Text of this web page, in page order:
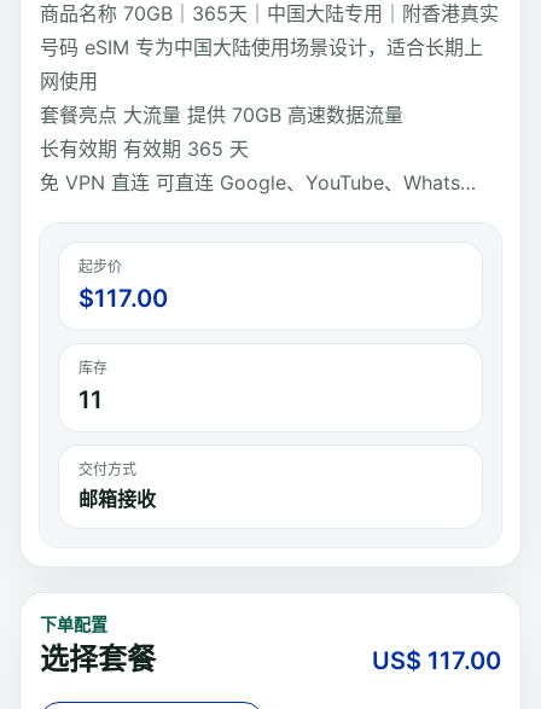
商品名称 70GB｜365天｜中国大陆专用｜附香港真实
号码 eSIM 专为中国大陆使用场景设计，适合长期上
网使用
套餐亮点 大流量 提供 70GB 高速数据流量
长有效期 有效期 365 天
免 VPN 直连 可直连 Google、YouTube、Whats…
起步价
$117.00
库存
11
交付方式
邮箱接收
下单配置
选择套餐 US$ 117.00